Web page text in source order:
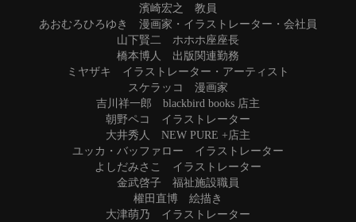
濱崎宏之 教員
あおむろひろゆき 漫画家・イラストレーター・会社員
山下賢二 ホホホ座座長
橋本博人 出版関連勤務
ミヤザキ イラストレーター・アーティスト
スケラッコ 漫画家
吉川祥一郎 blackbird books 店主
朝野ペコ イラストレーター
大井秀人 NEW PURE +店主
ユッカ・バッファロー イラストレーター
よしだみさこ イラストレーター
金武啓子 福祉施設職員
權田直博 絵描き
大津萌乃 イラストレーター